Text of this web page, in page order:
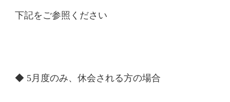
下記をご参照ください
◆ 5月度のみ、休会される方の場合